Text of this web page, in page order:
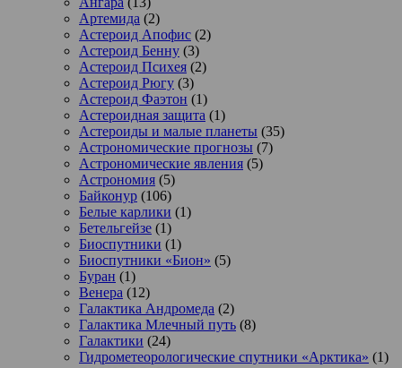
Артемида (2)
Астероид Апофис (2)
Астероид Бенну (3)
Астероид Психея (2)
Астероид Рюгу (3)
Астероид Фаэтон (1)
Астероидная защита (1)
Астероиды и малые планеты (35)
Астрономические прогнозы (7)
Астрономические явления (5)
Астрономия (5)
Байконур (106)
Белые карлики (1)
Бетельгейзе (1)
Биоспутники (1)
Биоспутники «Бион» (5)
Буран (1)
Венера (12)
Галактика Андромеда (2)
Галактика Млечный путь (8)
Галактики (24)
Гидрометеорологические спутники «Арктика» (1)